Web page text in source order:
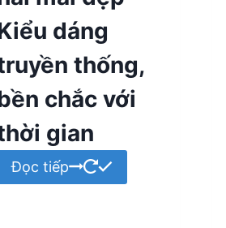
dáng
thống,
chắc với
gian
Đọc tiếp